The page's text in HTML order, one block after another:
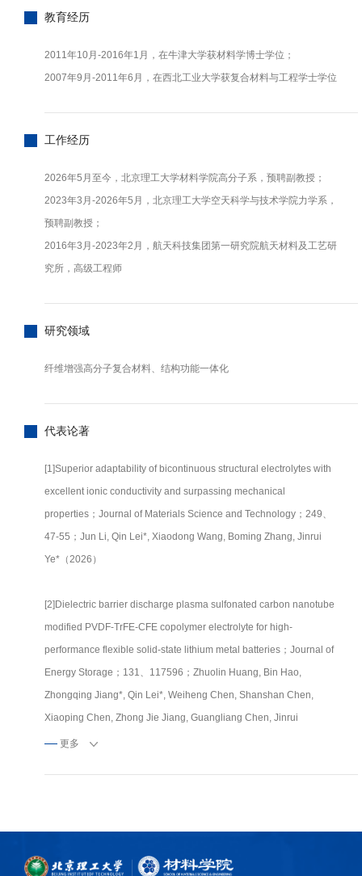
教育经历
2011年10月-2016年1月，在牛津大学获材料学博士学位；
2007年9月-2011年6月，在西北工业大学获复合材料与工程学士学位
工作经历
2026年5月至今，北京理工大学材料学院高分子系，预聘副教授；
2023年3月-2026年5月，北京理工大学空天科学与技术学院力学系，
预聘副教授；
2016年3月-2023年2月，航天科技集团第一研究院航天材料及工艺研
究所，高级工程师
研究领域
纤维增强高分子复合材料、结构功能一体化
代表论著
[1]Superior adaptability of bicontinuous structural electrolytes with
excellent ionic conductivity and surpassing mechanical
properties；Journal of Materials Science and Technology；249、
47-55；Jun Li, Qin Lei*, Xiaodong Wang, Boming Zhang, Jinrui
Ye*（2026）
[2]Dielectric barrier discharge plasma sulfonated carbon nanotube
modified PVDF-TrFE-CFE copolymer electrolyte for high-
performance flexible solid-state lithium metal batteries；Journal of
Energy Storage；131、117596；Zhuolin Huang, Bin Hao,
Zhongqing Jiang*, Qin Lei*, Weiheng Chen, Shanshan Chen,
Xiaoping Chen, Zhong Jie Jiang, Guangliang Chen, Jinrui
Ye（2025）
Part A: Applied Science and Manufacturing；198、109065；Lei
Tian, Xiaolong Ji, Lin Zhao, Qin Lei*, Jinrui Ye（2025）
更多